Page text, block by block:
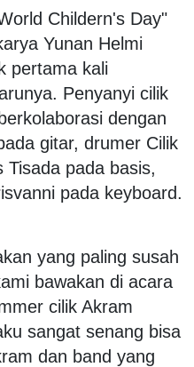
Childern's Day"
Yunan Helmi
pertama kali
Penyanyi cilik
dengan
gitar, drumer Cilik
Tisada pada basis,
pada keyboard.
yang paling susah
bawakan di acara
cilik Akram
sangat senang bisa
dan band yang